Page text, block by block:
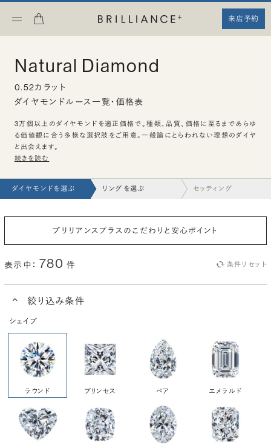
来店予約
Natural Diamond
0.52カラット
ダイヤモンドルース一覧・価格表
3万個以上のダイヤモンドを適正価格で。種類、品質、価格に至るまであらゆ
る価値観に合う多様な選択肢をご用意。一般論にとらわれない理想のダイヤ
と出会えます。
続きを読む
ダイヤモンドを選ぶ リングを選ぶ セッティング
ブリリアンスプラスのこだわりと安心ポイント
表示中： 780 件 条件リセット
絞り込み条件
シェイプ
ラウンド プリンセス ペア エメラルド